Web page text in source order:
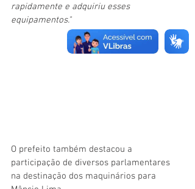
rapidamente e adquiriu esses
equipamentos."
O prefeito também destacou a
participação de diversos parlamentares
na destinação dos maquinários para